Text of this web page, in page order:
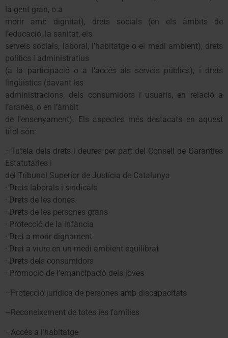
la gent gran, o a
morir amb dignitat), drets socials (en els àmbits de
l’educació, la sanitat, els
serveis socials, laboral, l’habitatge o el medi ambient), drets
polítics i administratius
(a la participació o a l’accés als serveis públics), i drets
lingüístics (davant les
administracions, dels consumidors i usuaris, en relació a
l’aranès, o en l’àmbit
de l’ensenyament). Els aspectes més destacats en aquest
títol són:
–Tutela dels drets i deures per part del Consell de Garanties
Estatutàries i
del Tribunal Superior de Justícia de Catalunya
· Drets laborals i sindicals
· Drets de les dones
· Drets de les persones grans
· Protecció de la infància
· Dret a morir dignament
· Dret a viure en un medi ambient equilibrat
· Drets dels consumidors
· Promoció de l’emancipació dels joves
–Protecció jurídica de persones amb discapacitats
–Reconeixement de totes les famílies
–Accés a l’habitatge